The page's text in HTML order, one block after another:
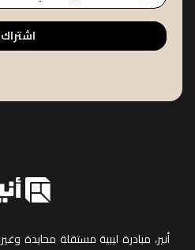
اشتراك
أنير، مبادرة ليبية مستقلة محايدة